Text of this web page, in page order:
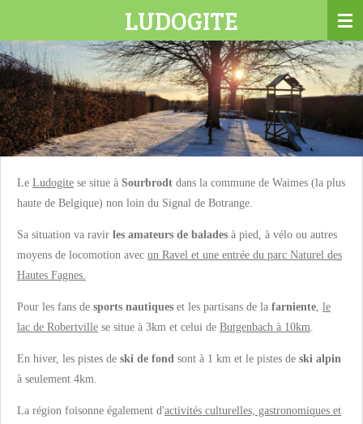
contenu
principal
LUDOGITE
Le Ludogite se situe à Sourbrodt dans la commune de Waimes (la plus
haute de Belgique) non loin du Signal de Botrange.
Sa situation va ravir les amateurs de balades à pied, à vélo ou autres
moyens de locomotion avec un Ravel et une entrée du parc Naturel des
Hautes Fagnes.
Pour les fans de sports nautiques et les partisans de la farniente, le
lac de Robertville se situe à 3km et celui de Butgenbach à 10km.
En hiver, les pistes de ski de fond sont à 1 km et le pistes de ski alpin
à seulement 4km.
La région foisonne également d'activités culturelles, gastronomiques et